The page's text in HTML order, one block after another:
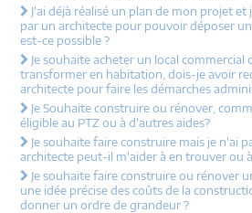
J'ai déjà réalisé un plan de mon projet
par un architecte pour pouvoir déposer
est-ce possible ?
Je souhaite acheter un local
transformer en habitation, dois-je avoir
architecte pour faire les démarches
Je Souhaite construire ou rénover,
éligible au PTZ ou à d'autres aides?
Je souhaite faire construire mais je n'ai
architecte peut-il m'aider à en trouver ou
Je souhaite faire construire ou rénover
une idée précise des coûts de la
donner un ordre de grandeur ?